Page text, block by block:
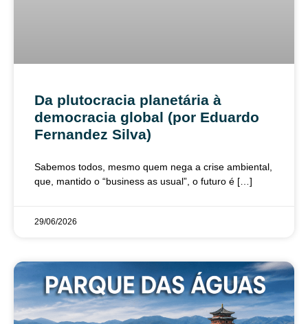
Da plutocracia planetária à
democracia global (por Eduardo
Fernandez Silva)
Sabemos todos, mesmo quem nega a crise ambiental,
que, mantido o “business as usual”, o futuro é […]
29/06/2026